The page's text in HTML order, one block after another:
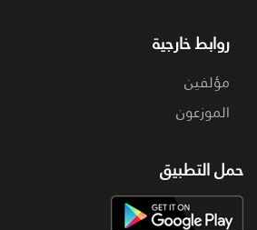
روابط خارجية
مؤلفين
الموزعون
حمل التطبيق